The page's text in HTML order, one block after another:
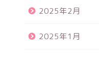
2025年2月
2025年1月